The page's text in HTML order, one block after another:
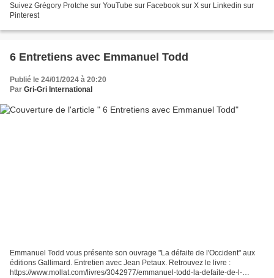
Suivez Grégory Protche sur YouTube sur Facebook sur X sur Linkedin sur
Pinterest
6 Entretiens avec Emmanuel Todd
Publié le 24/01/2024 à 20:20
Par Gri-Gri International
Emmanuel Todd vous présente son ouvrage "La défaite de l'Occident" aux
éditions Gallimard. Entretien avec Jean Petaux. Retrouvez le livre :
https://www.mollat.com/livres/3042977/emmanuel-todd-la-defaite-de-l-